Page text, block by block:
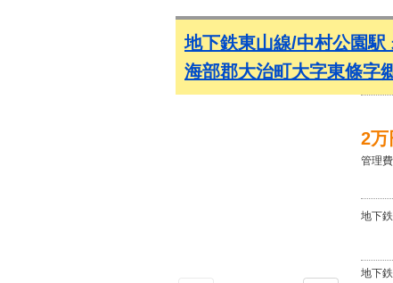
地下鉄東山線/中村公園
海部郡大治町大字東條字
2万
管理
地下
地下